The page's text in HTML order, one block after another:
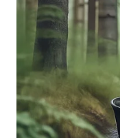
WN
TAPANULI
UTARA
WN
SAMOSIR
WN